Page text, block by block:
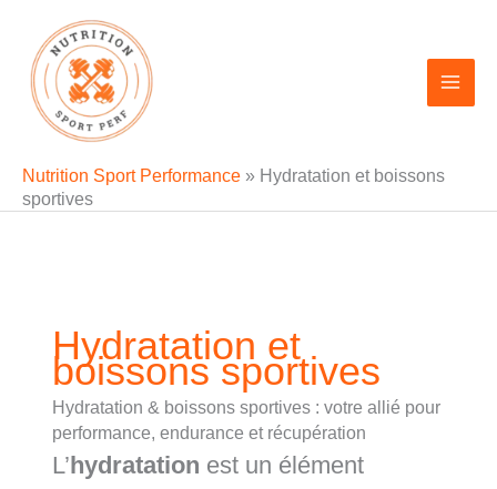
contenu
Nutrition Sport Performance » Hydratation et boissons
sportives
Hydratation et
boissons sportives
Hydratation & boissons sportives : votre allié pour
performance, endurance et récupération
L’hydratation est un élément